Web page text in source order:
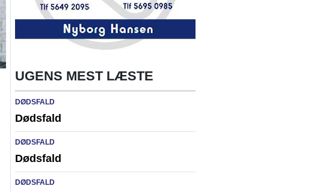
UGENS MEST LÆSTE
DØDSFALD
Dødsfald
DØDSFALD
Dødsfald
DØDSFALD